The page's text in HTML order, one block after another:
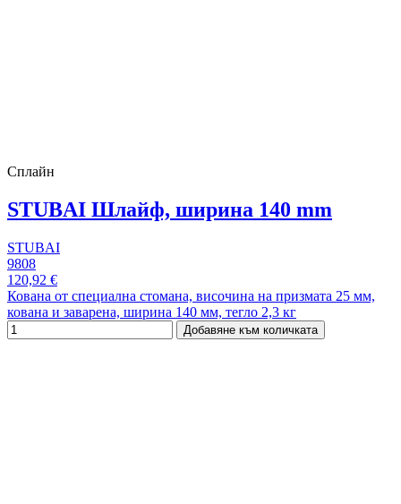
Сплайн
STUBAI Шлайф, ширина 140 mm
STUBAI
9808
120,92 €
Кована от специална стомана, височина на призмата 25 мм,
кована и заварена, ширина 140 мм, тегло 2,3 кг
Добавяне към количката